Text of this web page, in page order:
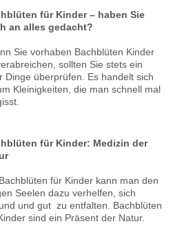
für Kinder – haben Sie
an alles gedacht?
Sie vorhaben Bachblüten Kinder
sollten Sie stets ein
Dinge überprüfen. Es handelt sich
Kleinigkeiten, die man schnell mal
für Kinder: Medizin der
für Kinder kann man den
Seelen dazu verhelfen, sich
und gut zu entfalten. Bachblüten
sind ein Präsent der Natur.